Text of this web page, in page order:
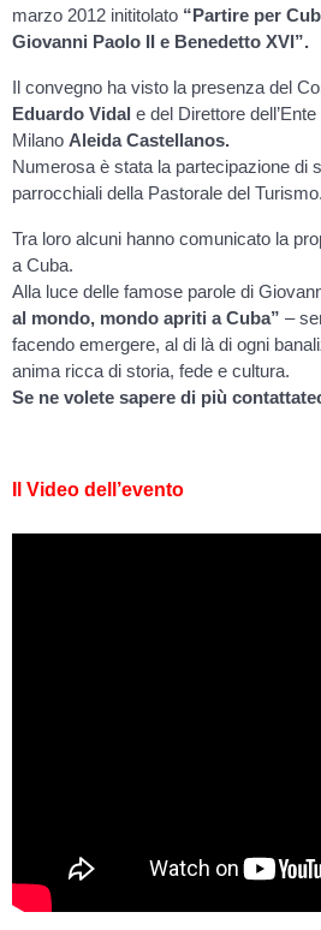
marzo 2012 inititolato “Partire per
Giovanni Paolo II e Benedetto XVI”.
Il convegno ha visto la presenza del
Eduardo Vidal e del Direttore
Milano Aleida Castellanos.
Numerosa è stata la partecipazione di
parrocchiali della Pastorale del Turismo.
Tra loro alcuni hanno comunicato la
a Cuba.
Alla luce delle famose parole di
al mondo, mondo apriti a Cuba” –
facendo emergere, al di là di ogni
anima ricca di storia, fede e cultura.
Se ne volete sapere di più
Il Video dell’evento